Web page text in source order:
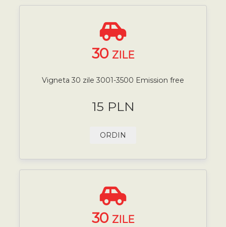
30 ZILE
Vigneta 30 zile 3001-3500 Emission free
15 PLN
ORDIN
30 ZILE